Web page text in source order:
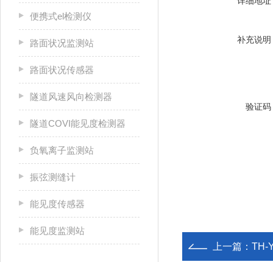
便携式el检测仪
路面状况监测站
路面状况传感器
隧道风速风向检测器
隧道COVI能见度检测器
负氧离子监测站
振弦测缝计
能见度传感器
能见度监测站
补充说明
验证码
上一篇： TH-